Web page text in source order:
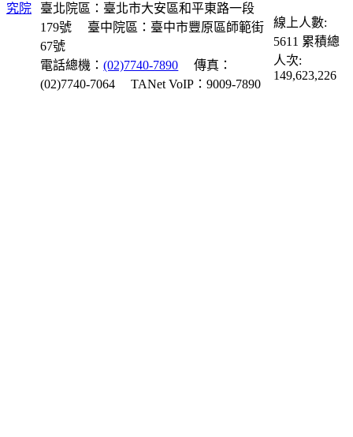
臺北院區：臺北市大安區和平東路一段
179號
臺中院區：臺中市豐原區師範街
67號
電話總機：(02)7740-7890
傳真：
(02)7740-7064
TANet VoIP：9009-7890
線上人數:
5611 累積總
人次:
149,623,226